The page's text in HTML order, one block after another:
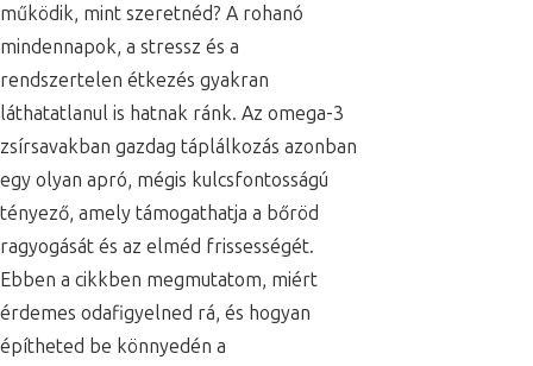
működik, mint szeretnéd? A rohanó
mindennapok, a stressz és a
rendszertelen étkezés gyakran
láthatatlanul is hatnak ránk. Az omega-3
zsírsavakban gazdag táplálkozás azonban
egy olyan apró, mégis kulcsfontosságú
tényező, amely támogathatja a bőröd
ragyogását és az elméd frissességét.
Ebben a cikkben megmutatom, miért
érdemes odafigyelned rá, és hogyan
építheted be könnyedén a